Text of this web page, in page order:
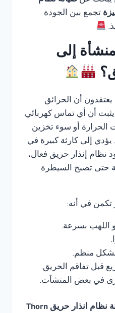
تجمع بين الجودة
إلى
أن الحرائق
يثبت أن أي تماس كهربائي
الحرارة أو سوء تخزين
يؤدي إلى كارثة كبيرة في
إنذار حريق فعال،
حتى تصبح السيطرة
تكمن في أنه:
اللهب بسرعة.
بشكل منظم.
قبل تفاقم الحريق.
في بعض المنشآت.
صيانة نظام انذار حريق Thorn